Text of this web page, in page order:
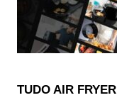
TUDO AIR FRYER